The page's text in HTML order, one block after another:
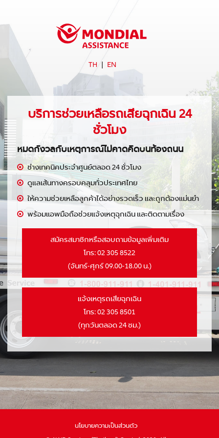
TH | EN
บริการช่วยเหลือรถเสียฉุกเฉิน 24
ชั่วโมง
หมดกังวลกับเหตุการณ์ไม่คาดคิดบนท้องถนน
ช่างเทคนิคประจำศูนย์ตลอด 24 ชั่วโมง
ดูแลเส้นทางครอบคลุมทั่วประเทศไทย
ให้ความช่วยเหลือลูกค้าได้อย่างรวดเร็ว และถูกต้องแม่นยำ
พร้อมแอพมือถือช่วยแจ้งเหตุฉุกเฉิน และติดตามเรื่อง
สมัครสมาชิกหรือสอบถามข้อมูลเพิ่มเติม
โทร:02 305 8522
(จันทร์-ศุกร์ 09.00-18.00 น.)
แจ้งเหตุรถเสียฉุกเฉิน
โทร:02 305 8501
(ทุกวันตลอด 24 ชม.)
นโยบายความเป็นส่วนตัว